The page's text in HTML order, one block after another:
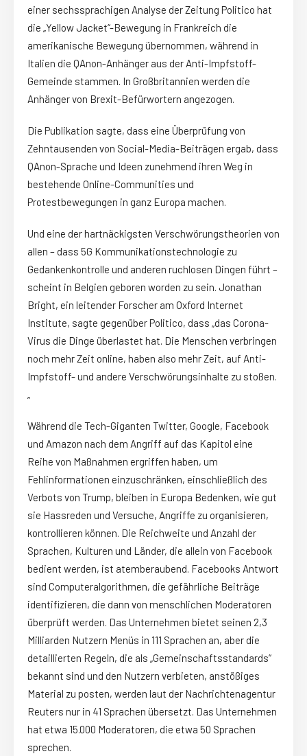
einer sechssprachigen Analyse der Zeitung Politico hat
die „Yellow Jacket“-Bewegung in Frankreich die
amerikanische Bewegung übernommen, während in
Italien die QAnon-Anhänger aus der Anti-Impfstoff-
Gemeinde stammen. In Großbritannien werden die
Anhänger von Brexit-Befürwortern angezogen.
Die Publikation sagte, dass eine Überprüfung von
Zehntausenden von Social-Media-Beiträgen ergab, dass
QAnon-Sprache und Ideen zunehmend ihren Weg in
bestehende Online-Communities und
Protestbewegungen in ganz Europa machen.
Und eine der hartnäckigsten Verschwörungstheorien von
allen – dass 5G Kommunikationstechnologie zu
Gedankenkontrolle und anderen ruchlosen Dingen führt –
scheint in Belgien geboren worden zu sein. Jonathan
Bright, ein leitender Forscher am Oxford Internet
Institute, sagte gegenüber Politico, dass „das Corona-
Virus die Dinge überlastet hat. Die Menschen verbringen
noch mehr Zeit online, haben also mehr Zeit, auf Anti-
Impfstoff- und andere Verschwörungsinhalte zu stoßen.
„
Während die Tech-Giganten Twitter, Google, Facebook
und Amazon nach dem Angriff auf das Kapitol eine
Reihe von Maßnahmen ergriffen haben, um
Fehlinformationen einzuschränken, einschließlich des
Verbots von Trump, bleiben in Europa Bedenken, wie gut
sie Hassreden und Versuche, Angriffe zu organisieren,
kontrollieren können. Die Reichweite und Anzahl der
Sprachen, Kulturen und Länder, die allein von Facebook
bedient werden, ist atemberaubend. Facebooks Antwort
sind Computeralgorithmen, die gefährliche Beiträge
identifizieren, die dann von menschlichen Moderatoren
überprüft werden. Das Unternehmen bietet seinen 2,3
Milliarden Nutzern Menüs in 111 Sprachen an, aber die
detaillierten Regeln, die als „Gemeinschaftsstandards“
bekannt sind und den Nutzern verbieten, anstößiges
Material zu posten, werden laut der Nachrichtenagentur
Reuters nur in 41 Sprachen übersetzt. Das Unternehmen
hat etwa 15.000 Moderatoren, die etwa 50 Sprachen
sprechen.